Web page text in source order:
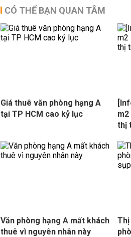
CÓ THỂ BẠN QUAN TÂM
Giá thuê văn phòng hạng A
tại TP HCM cao kỷ lục
thị
Văn phòng hạng A mất khách
thuê vì nguyên nhân này